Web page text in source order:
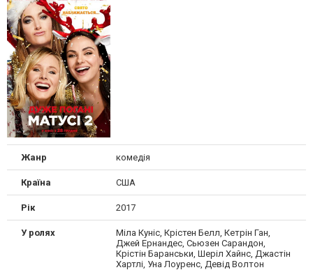
Жанр комедія
Країна США
Рік 2017
У ролях
Міла Куніс, Крістен Белл, Кетрін Ган,
Джей Ернандес, Сьюзен Сарандон,
Крістін Баранськи, Шеріл Хайнс, Джастін
Хартлі, Уна Лоуренс, Девід Волтон